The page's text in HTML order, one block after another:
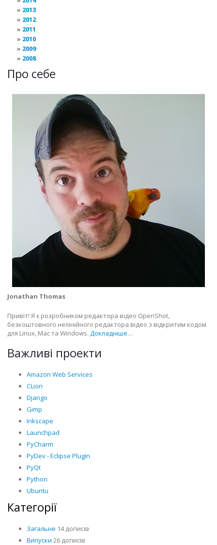
2013
2012
2011
2010
2009
2008
Про себе
Jonathan Thomas
Привіт! Я є розробником редактора відео OpenShot,
безкоштовного нелінійного редактора відео з відкритим кодом
для Linux, Mac та Windows. Докладніше…
Важливі проекти
Amazon Web Services
CLion
Django
Gimp
Inkscape
Launchpad
PyCharm
PyDev - Eclipse Plugin
PyQt
Python
Ubuntu
Категорії
Загальне 14 дописів
Випуски 26 дописів